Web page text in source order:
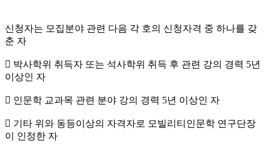
신청자는 모집분야 관련 다음 각 호의 신청자격 중 하나를 갖
춘 자
 박사학위 취득자 또는 석사학위 취득 후 관련 강의 경력 5년
이상인 자
 인문학 교과목 관련 분야 강의 경력 5년 이상인 자
 기타 위와 동등이상의 자격자로 모빌리티인문학 연구단장
이 인정한 자